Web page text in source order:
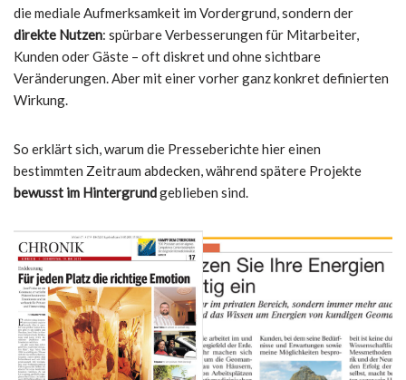
die mediale Aufmerksamkeit im Vordergrund, sondern der
direkte Nutzen: spürbare Verbesserungen für Mitarbeiter,
Kunden oder Gäste – oft diskret und ohne sichtbare
Veränderungen. Aber mit einer vorher ganz konkret definierten
Wirkung.
So erklärt sich, warum die Presseberichte hier einen
bestimmten Zeitraum abdecken, während spätere Projekte
bewusst im Hintergrundgeblieben sind.